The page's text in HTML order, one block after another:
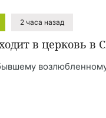
2 часа назад
в церковь в